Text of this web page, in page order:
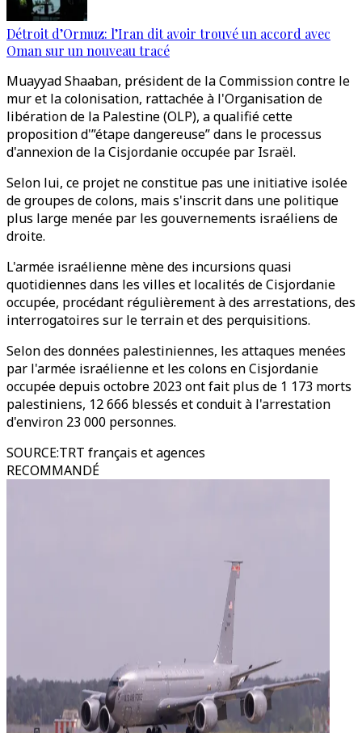
Détroit d’Ormuz: l’Iran dit avoir trouvé un accord avec
Oman sur un nouveau tracé
Muayyad Shaaban, président de la Commission contre le
mur et la colonisation, rattachée à l'Organisation de
libération de la Palestine (OLP), a qualifié cette
proposition d'”étape dangereuse” dans le processus
d'annexion de la Cisjordanie occupée par Israël.
Selon lui, ce projet ne constitue pas une initiative isolée
de groupes de colons, mais s'inscrit dans une politique
plus large menée par les gouvernements israéliens de
droite.
L'armée israélienne mène des incursions quasi
quotidiennes dans les villes et localités de Cisjordanie
occupée, procédant régulièrement à des arrestations, des
interrogatoires sur le terrain et des perquisitions.
Selon des données palestiniennes, les attaques menées
par l'armée israélienne et les colons en Cisjordanie
occupée depuis octobre 2023 ont fait plus de 1 173 morts
palestiniens, 12 666 blessés et conduit à l'arrestation
d'environ 23 000 personnes.
SOURCE:TRT français et agences
RECOMMANDÉ